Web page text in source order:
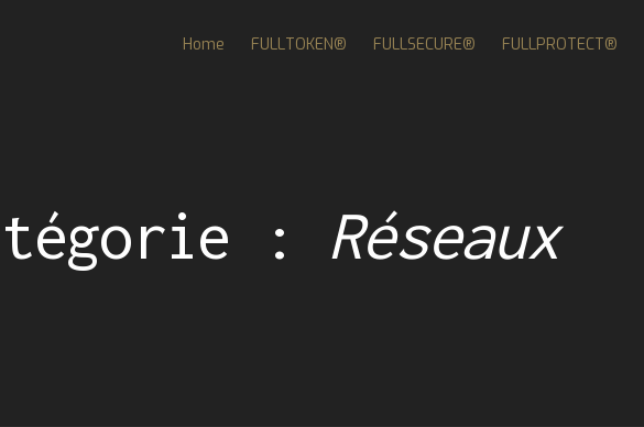
Home FULLTOKEN® FULLSECURE® FULLPROTECT®
: Réseaux